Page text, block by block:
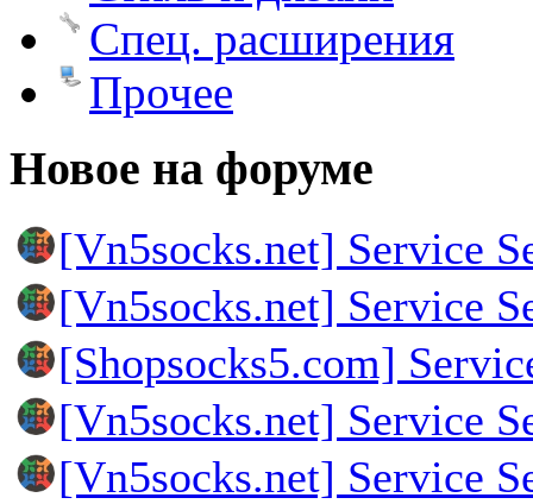
Спец. расширения
Прочее
Новое на форуме
[Vn5socks.net] Service
[Vn5socks.net] Service
[Shopsocks5.com]
[Vn5socks.net] Service
[Vn5socks.net] Service